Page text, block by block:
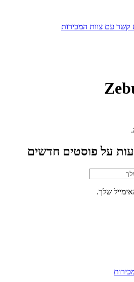
קשר עם צוות המכירות
על פוסטים חדשים
שלך.